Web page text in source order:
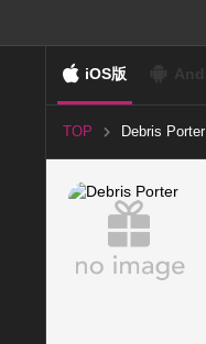
iOS版
TOP Debris Porter